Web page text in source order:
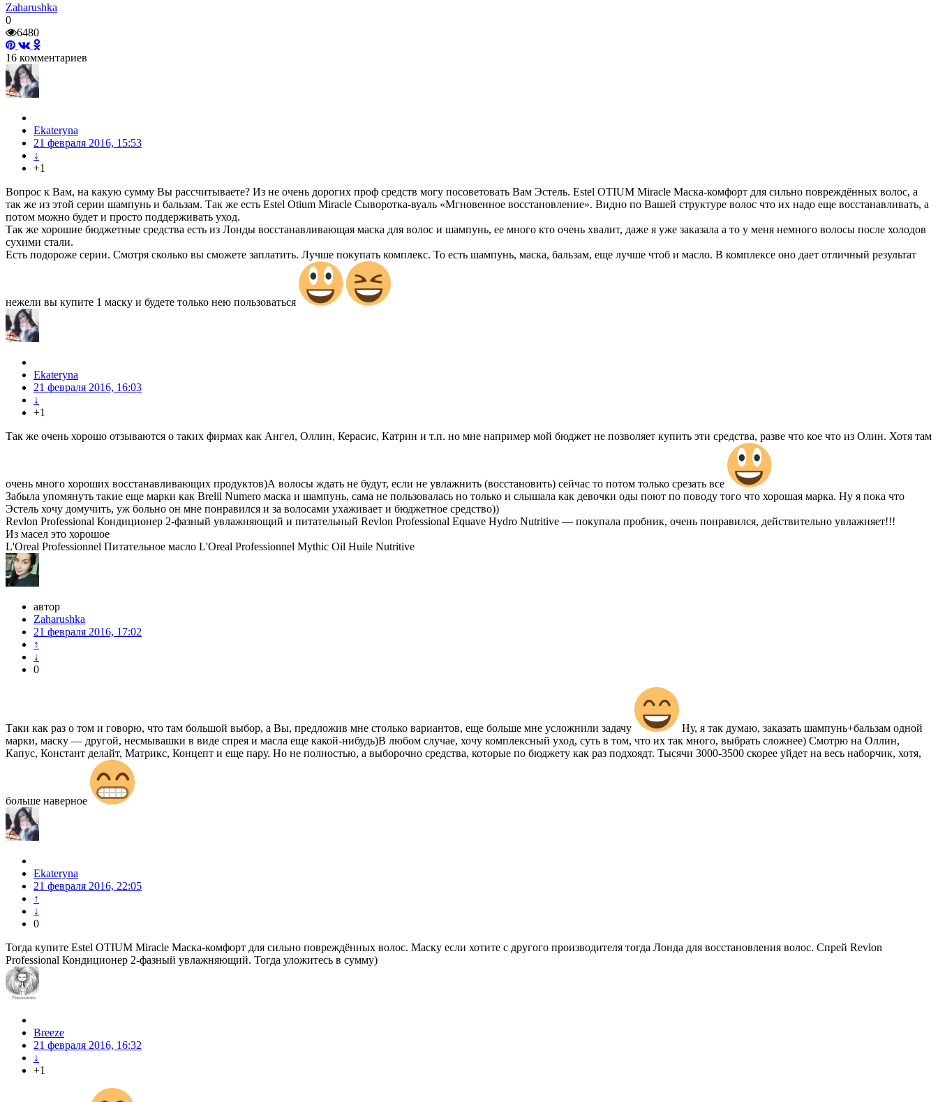
Zaharushka
0
6480
16 комментариев
Ekateryna
21 февраля 2016, 15:53
↓
+1
Вопрос к Вам, на какую сумму Вы рассчитываете? Из не очень дорогих проф средств могу посоветовать Вам Эстель. Estel OTIUM Mirаcle Маска-комфорт для сильно повреждённых волос, а
так же из этой серии шампунь и бальзам. Так же есть Estel Otium Miracle Сыворотка-вуаль «Мгновенное восстановление». Видно по Вашей структуре волос что их надо еще восстанавливать, а
потом можно будет и просто поддерживать уход.
Так же хорошие бюджетные средства есть из Лонды восстанавливающая маска для волос и шампунь, ее много кто очень хвалит, даже я уже заказала а то у меня немного волосы после холодов
сухими стали.
Есть подороже серии. Смотря сколько вы сможете заплатить. Лучше покупать комплекс. То есть шампунь, маска, бальзам, еще лучше чтоб и масло. В комплексе оно дает отличный результат
нежели вы купите 1 маску и будете только нею пользоваться
Ekateryna
21 февраля 2016, 16:03
↓
+1
Так же очень хорошо отзываются о таких фирмах как Ангел, Оллин, Керасис, Катрин и т.п. но мне например мой бюджет не позволяет купить эти средства, разве что кое что из Олин. Хотя там
очень много хороших восстанавливающих продуктов)А волосы ждать не будут, если не увлажнить (восстановить) сейчас то потом только срезать все
Забыла упомянуть такие еще марки как Brelil Numero маска и шампунь, сама не пользовалась но только и слышала как девочки оды поют по поводу того что хорошая марка. Ну я пока что
Эстель хочу домучить, уж больно он мне понравился и за волосами ухаживает и бюджетное средство))
Revlon Professional Кондиционер 2-фазный увлажняющий и питательный Revlon Professional Equave Hydro Nutritive — покупала пробник, очень понравился, действительно увлажняет!!!
Из масел это хорошое
L'Oreal Professionnel Питательное масло L'Oreal Professionnel Mythic Oil Huile Nutritive
автор
Zaharushka
21 февраля 2016, 17:02
↑
↓
0
Таки как раз о том и говорю, что там большой выбор, а Вы, предложив мне столько вариантов, еще больше мне усложнили задачу
Ну, я так думаю, заказать шампунь+бальзам одной
марки, маску — другой, несмывашки в виде спрея и масла еще какой-нибудь)В любом случае, хочу комплексный уход, суть в том, что их так много, выбрать сложнее) Смотрю на Оллин,
Капус, Констант делайт, Матрикс, Концепт и еще пару. Но не полностью, а выборочно средства, которые по бюджету как раз подхоядт. Тысячи 3000-3500 скорее уйдет на весь наборчик, хотя,
больше наверное
Ekateryna
21 февраля 2016, 22:05
↑
↓
0
Тогда купите Estel OTIUM Mirаcle Маска-комфорт для сильно повреждённых волос. Маску если хотите с другого производителя тогда Лонда для восстановления волос. Спрей Revlon
Professional Кондиционер 2-фазный увлажняющий. Тогда уложитесь в сумму)
Breeze
21 февраля 2016, 16:32
↓
+1